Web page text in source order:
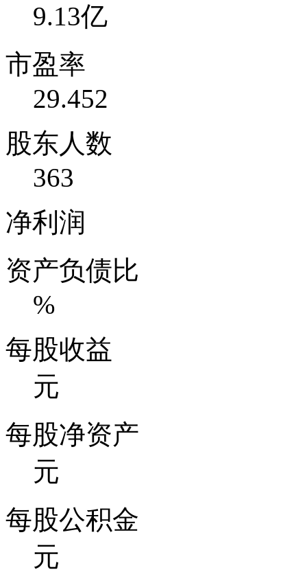
9.13亿
市盈率
29.452
股东人数
363
净利润
资产负债比
%
每股收益
元
每股净资产
元
每股公积金
元